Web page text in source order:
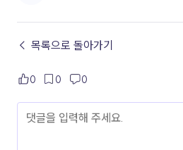
← 목록으로 돌아가기
0 0 0